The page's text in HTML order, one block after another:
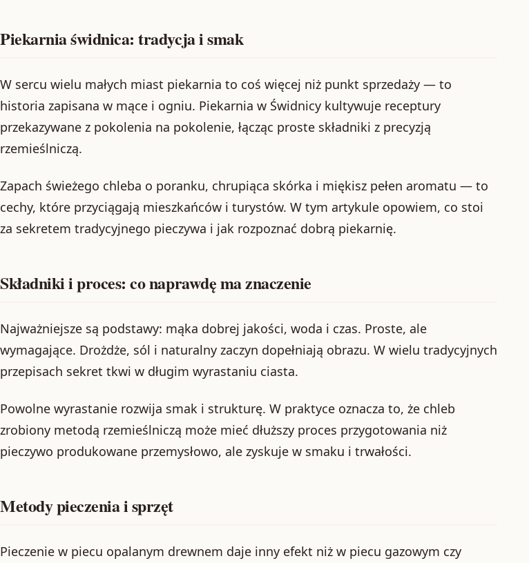
Piekarnia świdnica: tradycja i smak
W sercu wielu małych miast piekarnia to coś więcej niż punkt sprzedaży — to
historia zapisana w mące i ogniu. Piekarnia w Świdnicy kultywuje receptury
przekazywane z pokolenia na pokolenie, łącząc proste składniki z precyzją
rzemieślniczą.
Zapach świeżego chleba o poranku, chrupiąca skórka i miękisz pełen aromatu — to
cechy, które przyciągają mieszkańców i turystów. W tym artykule opowiem, co stoi
za sekretem tradycyjnego pieczywa i jak rozpoznać dobrą piekarnię.
Składniki i proces: co naprawdę ma znaczenie
Najważniejsze są podstawy: mąka dobrej jakości, woda i czas. Proste, ale
wymagające. Drożdże, sól i naturalny zaczyn dopełniają obrazu. W wielu tradycyjnych
przepisach sekret tkwi w długim wyrastaniu ciasta.
Powolne wyrastanie rozwija smak i strukturę. W praktyce oznacza to, że chleb
zrobiony metodą rzemieślniczą może mieć dłuższy proces przygotowania niż
pieczywo produkowane przemysłowo, ale zyskuje w smaku i trwałości.
Metody pieczenia i sprzęt
Pieczenie w piecu opalanym drewnem daje inny efekt niż w piecu gazowym czy